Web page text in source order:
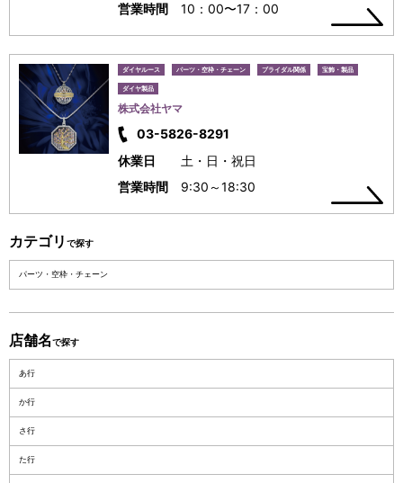
カテゴリ で探す
パーツ・空枠・チェーン
店舗名で探す
あ行
か行
さ行
た行
営業時間
10：00〜17：00
ダイヤルース パーツ・空枠・チェーン ブライダル関係 宝飾・製品
ダイヤ製品
株式会社ヤマ
03-5826-8291
休業日
土・日・祝日
営業時間
9:30～18:30